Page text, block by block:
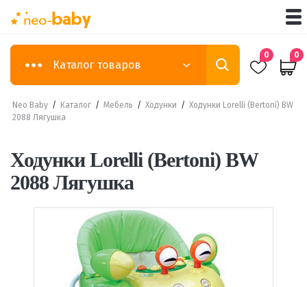
Каталог товаров
0 0
Neo Baby / Каталог / Мебель / Ходунки / Ходунки Lorelli (Bertoni) BW
2088 Лягушка
Ходунки Lorelli (Bertoni) BW
2088 Лягушка